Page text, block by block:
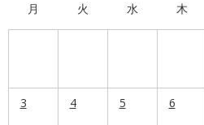
月 火 水 木
3 4 5 6